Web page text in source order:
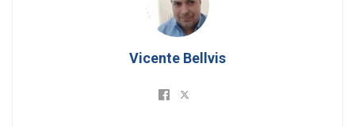
Vicente Bellvis